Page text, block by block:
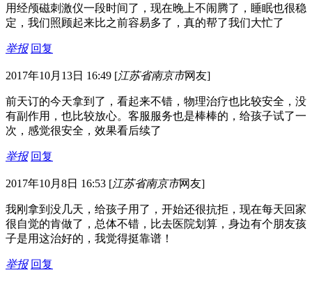
用经颅磁刺激仪一段时间了，现在晚上不闹腾了，睡眠也很稳
定，我们照顾起来比之前容易多了，真的帮了我们大忙了
举报 回复
2017年10月13日 16:49 [江苏省南京市网友]
前天订的今天拿到了，看起来不错，物理治疗也比较安全，没
有副作用，也比较放心。客服服务也是棒棒的，给孩子试了一
次，感觉很安全，效果看后续了
举报 回复
2017年10月8日 16:53 [江苏省南京市网友]
我刚拿到没几天，给孩子用了，开始还很抗拒，现在每天回家
很自觉的肯做了，总体不错，比去医院划算，身边有个朋友孩
子是用这治好的，我觉得挺靠谱！
举报 回复